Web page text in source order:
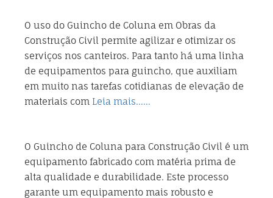
O uso do Guincho de Coluna em Obras da
Construção Civil permite agilizar e otimizar os
serviços nos canteiros. Para tanto há uma linha
de equipamentos para guincho, que auxiliam
em muito nas tarefas cotidianas de elevação de
materiais com Leia mais……
O Guincho de Coluna para Construção Civil é um
equipamento fabricado com matéria prima de
alta qualidade e durabilidade. Este processo
garante um equipamento mais robusto e